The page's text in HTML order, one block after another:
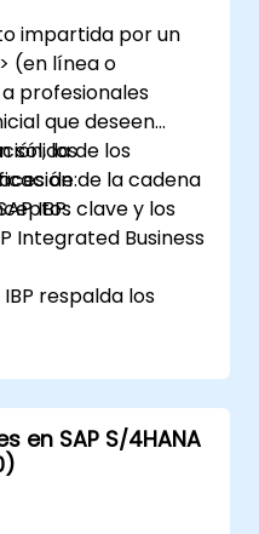
impartida por un
(en línea o
profesionales
que deseen
sólida de los
de la cadena
IBP.
los
de:
clave y los
Integrated Business
respalda los
de SAP IBP
con la
herramientas de
en SAP S/4HANA